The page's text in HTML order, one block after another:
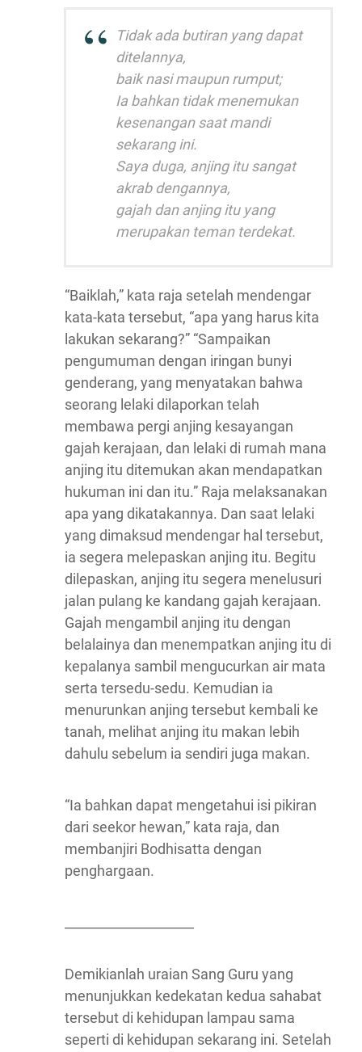
Tidak ada butiran yang dapat
ditelannya,
baik nasi maupun rumput;
Ia bahkan tidak menemukan
kesenangan saat mandi
sekarang ini.
Saya duga, anjing itu sangat
akrab dengannya,
gajah dan anjing itu yang
merupakan teman terdekat.
“Baiklah,” kata raja setelah mendengar
kata-kata tersebut, “apa yang harus kita
lakukan sekarang?” “Sampaikan
pengumuman dengan iringan bunyi
genderang, yang menyatakan bahwa
seorang lelaki dilaporkan telah
membawa pergi anjing kesayangan
gajah kerajaan, dan lelaki di rumah mana
anjing itu ditemukan akan mendapatkan
hukuman ini dan itu.” Raja melaksanakan
apa yang dikatakannya. Dan saat lelaki
yang dimaksud mendengar hal tersebut,
ia segera melepaskan anjing itu. Begitu
dilepaskan, anjing itu segera menelusuri
jalan pulang ke kandang gajah kerajaan.
Gajah mengambil anjing itu dengan
belalainya dan menempatkan anjing itu di
kepalanya sambil mengucurkan air mata
serta tersedu-sedu. Kemudian ia
menurunkan anjing tersebut kembali ke
tanah, melihat anjing itu makan lebih
dahulu sebelum ia sendiri juga makan.
“Ia bahkan dapat mengetahui isi pikiran
dari seekor hewan,” kata raja, dan
membanjiri Bodhisatta dengan
penghargaan.
Demikianlah uraian Sang Guru yang
menunjukkan kedekatan kedua sahabat
tersebut di kehidupan lampau sama
seperti di kehidupan sekarang ini. Setelah